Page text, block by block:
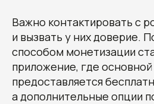
Важно контактировать с
и вызвать у них доверие.
способом монетизации
приложение, где
предоставляется
а дополнительные опции